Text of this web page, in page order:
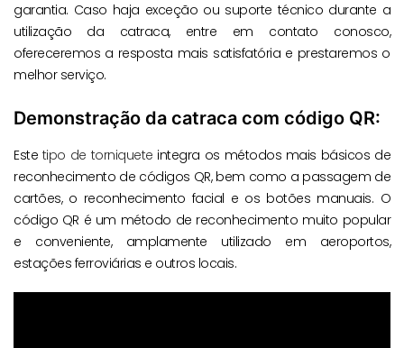
garantia. Caso haja exceção ou suporte técnico durante a
utilização da catraca, entre em contato conosco,
ofereceremos a resposta mais satisfatória e prestaremos o
melhor serviço.
Demonstração da catraca com código QR:
Este tipo de torniquete integra os métodos mais básicos de
reconhecimento de códigos QR, bem como a passagem de
cartões, o reconhecimento facial e os botões manuais. O
código QR é um método de reconhecimento muito popular
e conveniente, amplamente utilizado em aeroportos,
estações ferroviárias e outros locais.